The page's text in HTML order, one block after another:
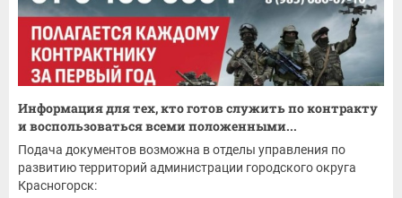
Информация для тех, кто готов служить по контракту
и воспользоваться всеми положенными...
Подача документов возможна в отделы управления по
развитию территорий администрации городского округа
Красногорск: